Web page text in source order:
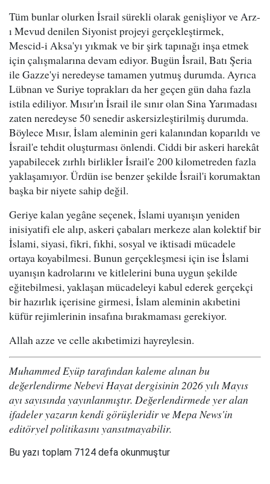
Tüm bunlar olurken İsrail sürekli olarak genişliyor ve Arz-
ı Mevud denilen Siyonist projeyi gerçekleştirmek,
Mescid-i Aksa'yı yıkmak ve bir şirk tapınağı inşa etmek
için çalışmalarına devam ediyor. Bugün İsrail, Batı Şeria
ile Gazze'yi neredeyse tamamen yutmuş durumda. Ayrıca
Lübnan ve Suriye toprakları da her geçen gün daha fazla
istila ediliyor. Mısır'ın İsrail ile sınır olan Sina Yarımadası
zaten neredeyse 50 senedir askersizleştirilmiş durumda.
Böylece Mısır, İslam aleminin geri kalanından koparıldı ve
İsrail'e tehdit oluşturması önlendi. Ciddi bir askeri harekât
yapabilecek zırhlı birlikler İsrail'e 200 kilometreden fazla
yaklaşamıyor. Ürdün ise benzer şekilde İsrail'i korumaktan
başka bir niyete sahip değil.
Geriye kalan yegâne seçenek, İslami uyanışın yeniden
inisiyatifi ele alıp, askeri çabaları merkeze alan kolektif bir
İslami, siyasi, fikri, fıkhi, sosyal ve iktisadi mücadele
ortaya koyabilmesi. Bunun gerçekleşmesi için ise İslami
uyanışın kadrolarını ve kitlelerini buna uygun şekilde
eğitebilmesi, yaklaşan mücadeleyi kabul ederek gerçekçi
bir hazırlık içerisine girmesi, İslam aleminin akıbetini
küfür rejimlerinin insafına bırakmaması gerekiyor.
Allah azze ve celle akıbetimizi hayreylesin.
Muhammed Eyüp tarafından kaleme alınan bu
değerlendirme Nebevi Hayat dergisinin 2026 yılı Mayıs
ayı sayısında yayınlanmıştır. Değerlendirmede yer alan
ifadeler yazarın kendi görüşleridir ve Mepa News'in
editöryel politikasını yansıtmayabilir.
Bu yazı toplam 7124 defa okunmuştur